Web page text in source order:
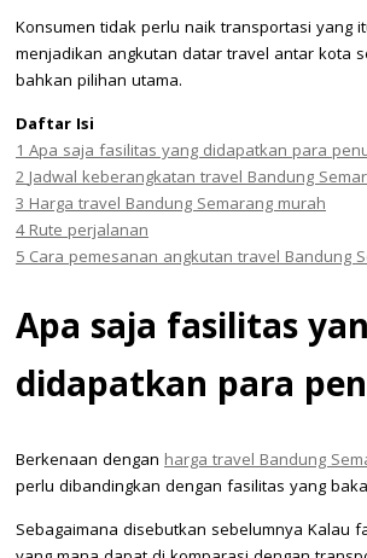
Konsumen tidak perlu naik transportasi yang
menjadikan angkutan datar travel antar kota
bahkan pilihan utama.
Daftar Isi
1Apa saja fasilitas yang didapatkan para
2Jadwal keberangkatan travel Bandung
3Harga travel Bandung Semarang murah
4Rute perjalanan
5Cara pemesanan angkutan travel Bandung
Apa saja fasilitas
didapatkan para
Berkenaan dengan harga travel Bandung
perlu dibandingkan dengan fasilitas yang
Sebagaimana disebutkan sebelumnya Kalau